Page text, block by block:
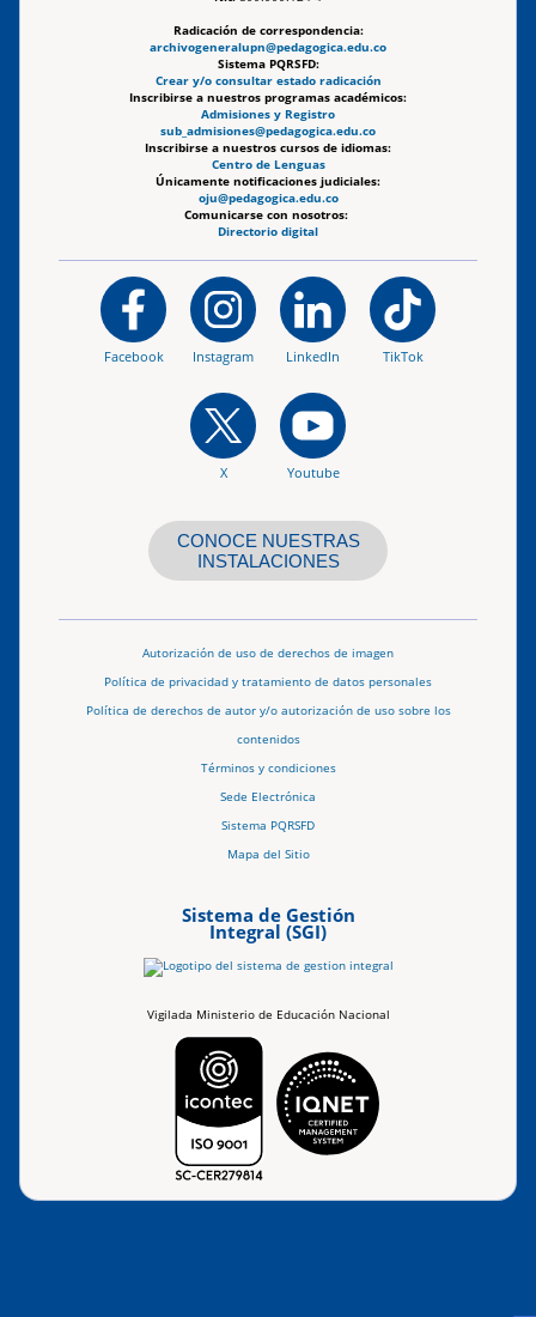
Radicación de correspondencia:
archivogeneralupn@pedagogica.edu.co
Sistema PQRSFD:
Crear y/o consultar estado radicación
Inscribirse a nuestros programas académicos:
Admisiones y Registro
sub_admisiones@pedagogica.edu.co
Inscribirse a nuestros cursos de idiomas:
Centro de Lenguas
Únicamente notificaciones judiciales:
oju@pedagogica.edu.co
Comunicarse con nosotros:
Directorio digital
Facebook Instagram LinkedIn TikTok
X Youtube
CONOCE NUESTRAS
INSTALACIONES
Autorización de uso de derechos de imagen
Política de privacidad y tratamiento de datos personales
Política de derechos de autor y/o autorización de uso sobre los
contenidos
Términos y condiciones
Sede Electrónica
Sistema PQRSFD
Mapa del Sitio
Sistema de Gestión
Integral (SGI)
Vigilada Ministerio de Educación Nacional